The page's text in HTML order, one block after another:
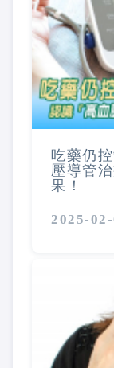
吃藥仍
壓導管
果！
2025-